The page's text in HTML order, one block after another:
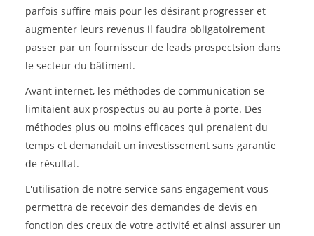
parfois suffire mais pour les désirant progresser et
augmenter leurs revenus il faudra obligatoirement
passer par un fournisseur de leads prospectsion dans
le secteur du bâtiment.
Avant internet, les méthodes de communication se
limitaient aux prospectus ou au porte à porte. Des
méthodes plus ou moins efficaces qui prenaient du
temps et demandait un investissement sans garantie
de résultat.
L'utilisation de notre service sans engagement vous
permettra de recevoir des demandes de devis en
fonction des creux de votre activité et ainsi assurer un